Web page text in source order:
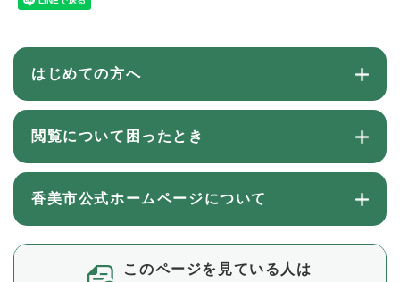
はじめての方へ
閲覧について困ったとき
香美市公式ホームページについて
このページを見ている人は